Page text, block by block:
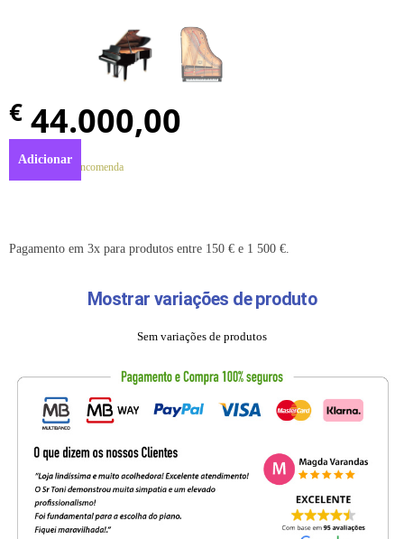
€ 44.000,00
Disponível por encomenda
Adicionar
Pagamento em 3x para produtos entre 150 € e 1 500 €.
Mostrar variações de produto
Sem variações de produtos